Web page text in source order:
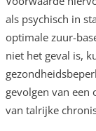
als psychisch in
optimale zuur-
niet het geval is,
gevolgen van een
van talrijke